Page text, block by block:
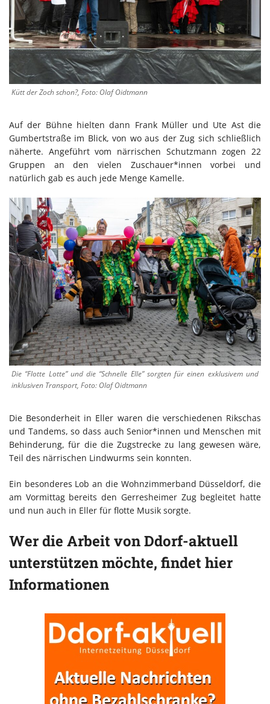
Kütt der Zoch schon?, Foto: Olaf Oidtmann
Auf der Bühne hielten dann Frank Müller und Ute Ast die
Gumbertstraße im Blick, von wo aus der Zug sich schließlich
näherte. Angeführt vom närrischen Schutzmann zogen 22
Gruppen an den vielen Zuschauer*innen vorbei und
natürlich gab es auch jede Menge Kamelle.
Die “Flotte Lotte” und die “Schnelle Elle” sorgten für einen exklusivem und
inklusiven Transport, Foto: Olaf Oidtmann
Die Besonderheit in Eller waren die verschiedenen Rikschas
und Tandems, so dass auch Senior*innen und Menschen mit
Behinderung, für die die Zugstrecke zu lang gewesen wäre,
Teil des närrischen Lindwurms sein konnten.
Ein besonderes Lob an die Wohnzimmerband Düsseldorf, die
am Vormittag bereits den Gerresheimer Zug begleitet hatte
und nun auch in Eller für flotte Musik sorgte.
Wer die Arbeit von Ddorf-aktuell
unterstützen möchte, findet hier
Informationen